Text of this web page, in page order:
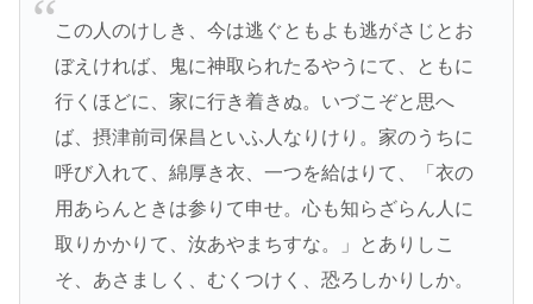
この人のけしき、今は逃ぐともよも逃がさじとお
ぼえければ、鬼に神取られたるやうにて、ともに
行くほどに、家に行き着きぬ。いづこぞと思へ
ば、摂津前司保昌といふ人なりけり。家のうちに
呼び入れて、綿厚き衣、一つを給はりて、「衣の
用あらんときは参りて申せ。心も知らざらん人に
取りかかりて、汝あやまちすな。」とありしこ
そ、あさましく、むくつけく、恐ろしかりしか。